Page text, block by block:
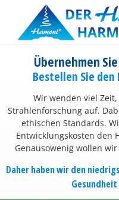
content
Übernehmen
Bestellen Sie
Wir wenden viel
Strahlenforschung auf.
ethischen Standards.
Entwicklungskosten den
Genausowenig wollen
Daher haben wir den